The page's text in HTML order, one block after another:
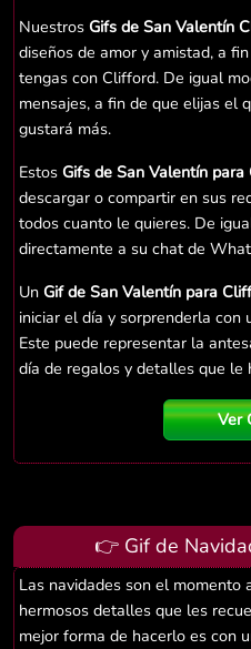
Nuestros Gifs de San Valentín
diseños de amor y amistad, a
tengas con Clifford. De igual
mensajes, a fin de que elijas el
gustará más.
Estos Gifs de San Valentín
descargar o compartir en sus
todos cuanto le quieres. De
directamente a su chat de
Un Gif de San Valentín para
iniciar el día y sorprenderla
Este puede representar la
día de regalos y detalles que le
Ver
👉 Gif de
Las navidades son el momento
hermosos detalles que les
mejor forma de hacerlo es con